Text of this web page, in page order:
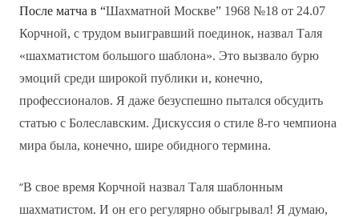
После матча в “Шахматной Москве” 1968 №18 от 24.07
Корчной, с трудом выигравший поединок, назвал Таля
«шахматистом большого шаблона». Это вызвало бурю
эмоций среди широкой публики и, конечно,
профессионалов. Я даже безуспешно пытался обсудить
статью с Болеславским. Дискуссия о стиле 8-го чемпиона
мира была, конечно, шире обидного термина.
“В свое время Корчной назвал Таля шаблонным
шахматистом. И он его регулярно обыгрывал! Я думаю,